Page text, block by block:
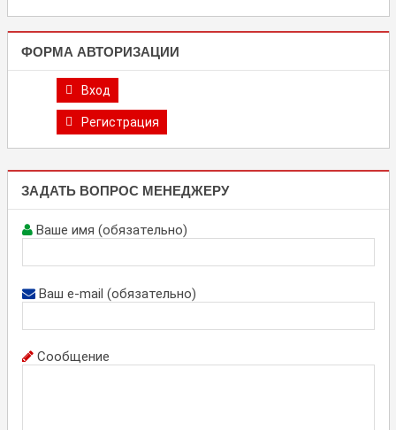
ФОРМА АВТОРИЗАЦИИ
Вход
Регистрация
ЗАДАТЬ ВОПРОС МЕНЕДЖЕРУ
Ваше имя (обязательно)
Ваш e-mail (обязательно)
Сообщение